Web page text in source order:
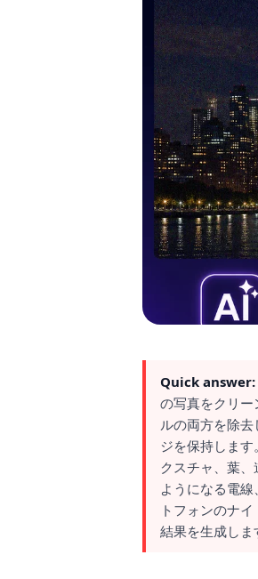
Quick answer:
の写真をクリ
ルの両方を除
ジを保持しま
クスチャ、葉
ようになる電
トフォンのナ
結果を生成しま